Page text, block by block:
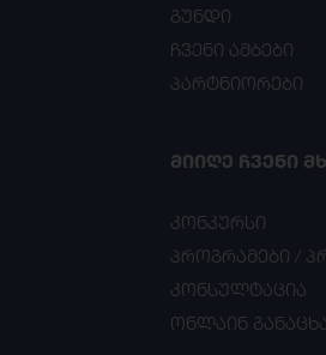
გუნდი
ჩვენი ამბები
პარტნიორები
ᲛᲘᲘᲦᲔ ᲩᲕᲔᲜᲘ
კონკურსი
პროგრამები /
კონსულტაცია
ონლაინ